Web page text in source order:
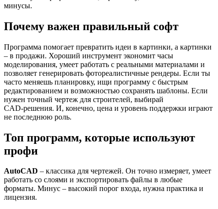
минусы.
Почему важен правильный софт
Программа помогает превратить идеи в картинки, а картинки
– в продажи. Хороший инструмент экономит часы
моделирования, умеет работать с реальными материалами и
позволяет генерировать фотореалистичные рендеры. Если ты
часто меняешь планировку, ищи программу с быстрым
редактированием и возможностью сохранять шаблоны. Если
нужен точный чертеж для строителей, выбирай
CAD‑решения. И, конечно, цена и уровень поддержки играют
не последнюю роль.
Топ программ, которые используют
профи
AutoCAD – классика для чертежей. Он точно измеряет, умеет
работать со слоями и экспортировать файлы в любые
форматы. Минус – высокий порог входа, нужна практика и
лицензия.